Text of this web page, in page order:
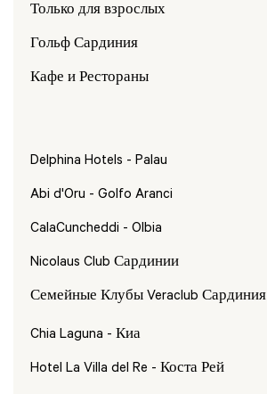
Только для взрослых
Гольф Сардиния
Кафе и Рестораны
Delphina Hotels - Palau
Abi d'Oru - Golfo Aranci
CalaCuncheddi - Olbia
Nicolaus Club Сардинии
Семейные Клубы Veraclub Сардиния
Chia Laguna - Киа
Hotel La Villa del Re - Коста Рей